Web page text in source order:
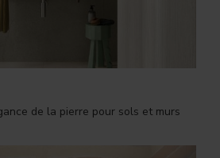
de la pierre pour sols et murs